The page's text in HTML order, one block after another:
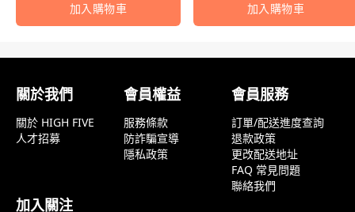
加入購物車
加入購物車
關於我們
關於 HIGH FIVE
人才招募
會員權益
服務條款
防詐騙宣導
隱私政策
會員服務
訂單/配送進度查詢
退款政策
更改配送地址
FAQ 常見問題
聯絡我們
加入關注